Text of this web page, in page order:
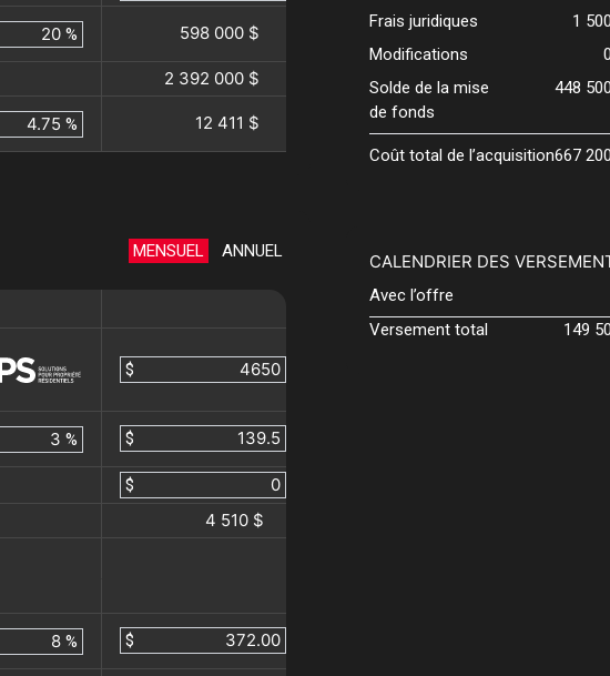
% 598 000 $
2 392 000 $
% 12 411 $
MENSUEL ANNUEL
$
% $
$
4 510 $
% $
Frais juridiques
1
Modifications
Solde de la mise
de fonds
448
Coût total de l’acquisition667
CALENDRIER DES
Avec l’offre
Versement total
149